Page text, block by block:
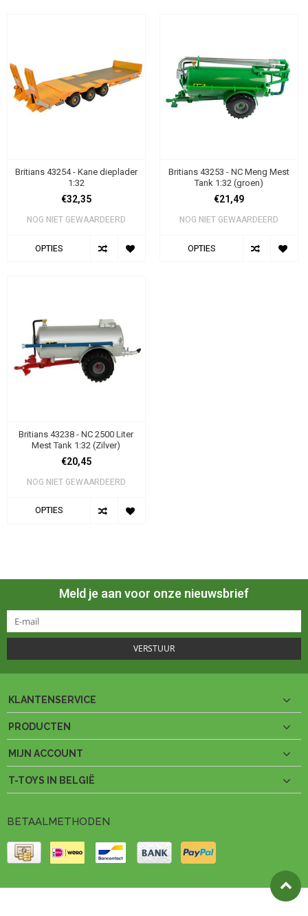
Britians 43254 - Kane dieplader
1:32
€32,35
NOG NIET GEWAARDEERD
OPTIES
Britians 43253 - NC Meng Mest
Tank 1:32 (groen)
€21,49
NOG NIET GEWAARDEERD
OPTIES
Britians 43238 - NC 2500 Liter
Mest Tank 1:32 (Zilver)
€20,45
NOG NIET GEWAARDEERD
OPTIES
Meld je aan voor onze nieuwsbrief
VERSTUUR
KLANTENSERVICE
PRODUCTEN
MIJN ACCOUNT
T-TOYS IN BELGIË
BETAALMETHODEN
Lightspeed